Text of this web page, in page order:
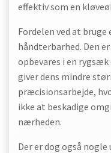
effektiv som en
Fordelen ved at bruge
håndterbarhed. Den
opbevares i en
giver dens mindre
præcisionsarbejde,
ikke at beskadige
nærheden.
Der er dog også